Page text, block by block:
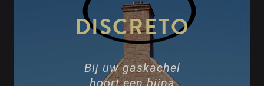
DISCRETO
Bij uw gaskachel
hoort een bijna